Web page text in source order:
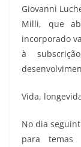
Giovanni
Milli, que
incorporado
à
Vida,
No dia
para